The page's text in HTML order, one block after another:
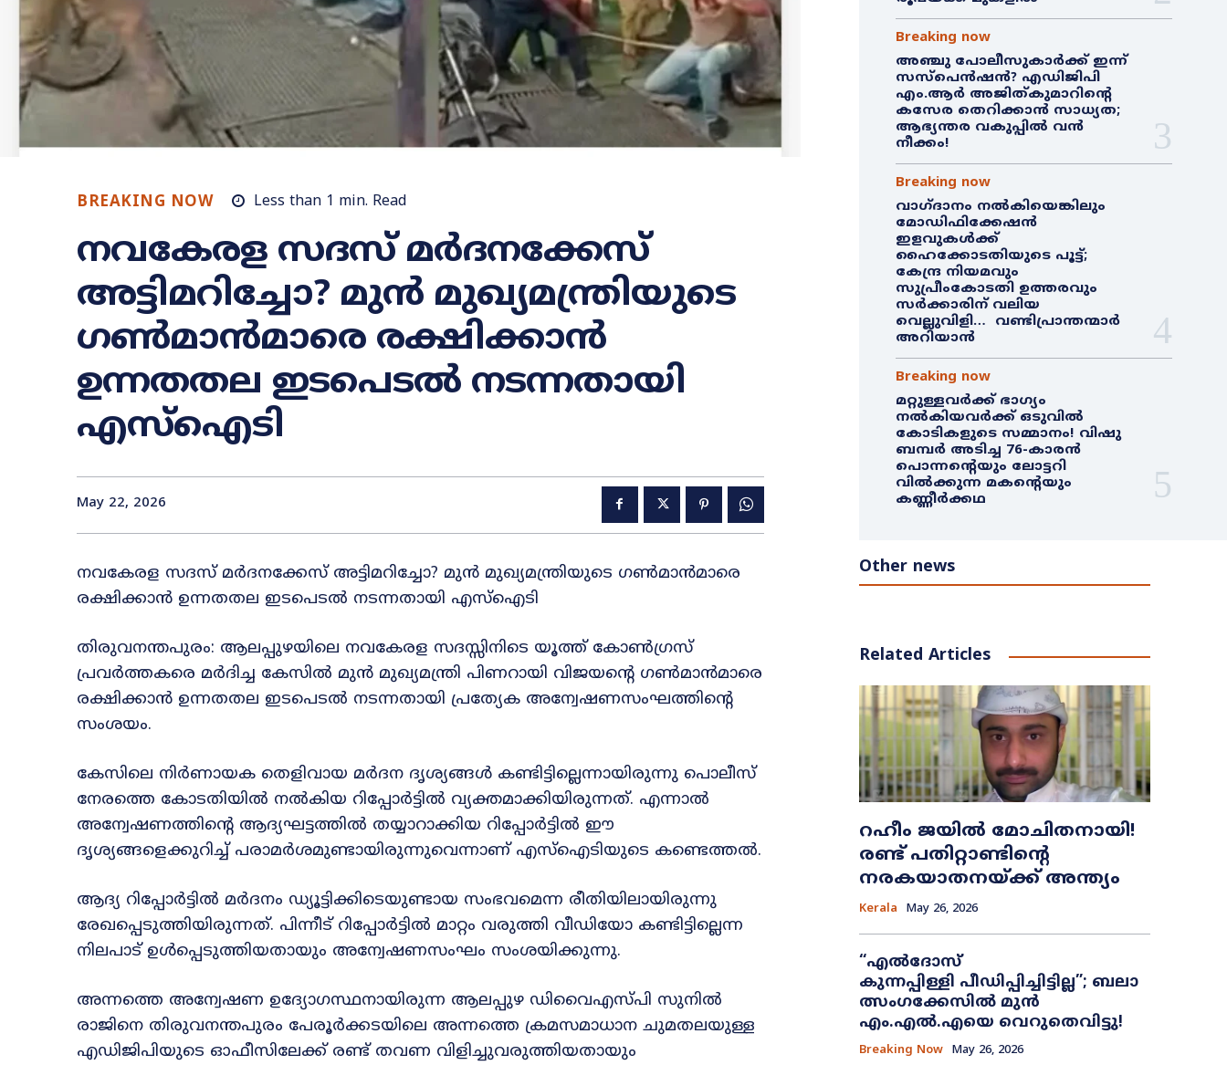
BREAKING NOW Less than 1 min. Read
നവകേരള സദസ് മർദനക്കേസ്
അട്ടിമറിച്ചോ? മുൻ മുഖ്യമന്ത്രിയുടെ
ഗൺമാൻമാരെ രക്ഷിക്കാൻ
ഉന്നതതല ഇടപെടൽ നടന്നതായി
എസ്‌ഐടി
May 22, 2026
നവകേരള സദസ് മർദനക്കേസ് അട്ടിമറിച്ചോ? മുൻ മുഖ്യമന്ത്രിയുടെ ഗൺമാൻമാരെ
രക്ഷിക്കാൻ ഉന്നതതല ഇടപെടൽ നടന്നതായി എസ്‌ഐടി
തിരുവനന്തപുരം: ആലപ്പുഴയിലെ നവകേരള സദസ്സിനിടെ യൂത്ത് കോൺഗ്രസ്
പ്രവർത്തകരെ മർദിച്ച കേസിൽ മുൻ മുഖ്യമന്ത്രി പിണറായി വിജയന്റെ ഗൺമാൻമാരെ
രക്ഷിക്കാൻ ഉന്നതതല ഇടപെടൽ നടന്നതായി പ്രത്യേക അന്വേഷണസംഘത്തിന്റെ
സംശയം.
കേസിലെ നിർണായക തെളിവായ മർദന ദൃശ്യങ്ങൾ കണ്ടിട്ടില്ലെന്നായിരുന്നു പൊലീസ്
നേരത്തെ കോടതിയിൽ നൽകിയ റിപ്പോർട്ടിൽ വ്യക്തമാക്കിയിരുന്നത്. എന്നാൽ
അന്വേഷണത്തിന്റെ ആദ്യഘട്ടത്തിൽ തയ്യാറാക്കിയ റിപ്പോർട്ടിൽ ഈ
ദൃശ്യങ്ങളെക്കുറിച്ച് പരാമർശമുണ്ടായിരുന്നുവെന്നാണ് എസ്‌ഐടിയുടെ കണ്ടെത്തൽ.
ആദ്യ റിപ്പോർട്ടിൽ മർദനം ഡ്യൂട്ടിക്കിടെയുണ്ടായ സംഭവമെന്ന രീതിയിലായിരുന്നു
രേഖപ്പെടുത്തിയിരുന്നത്. പിന്നീട് റിപ്പോർട്ടിൽ മാറ്റം വരുത്തി വീഡിയോ കണ്ടിട്ടില്ലെന്ന
നിലപാട് ഉൾപ്പെടുത്തിയതായും അന്വേഷണസംഘം സംശയിക്കുന്നു.
അന്നത്തെ അന്വേഷണ ഉദ്യോഗസ്ഥനായിരുന്ന ആലപ്പുഴ ഡിവൈഎസ്പി സുനിൽ
രാജിനെ തിരുവനന്തപുരം പേരൂർക്കടയിലെ അന്നത്തെ ക്രമസമാധാന ചുമതലയുള്ള
എഡിജിപിയുടെ ഓഫീസിലേക്ക് രണ്ട് തവണ വിളിച്ചുവരുത്തിയതായും
Breaking now
അഞ്ചു പോലീസുകാർക്ക് ഇന്ന്
സസ്‌പെൻഷൻ? എഡിജിപി
എം.ആർ അജിത്കുമാറിൻ്റെ
കസേര തെറിക്കാൻ സാധ്യത;
ആഭ്യന്തര വകുപ്പിൽ വൻ
നീക്കം!
Breaking now
വാഗ്ദാനം നൽകിയെങ്കിലും
മോഡിഫിക്കേഷൻ
ഇളവുകൾക്ക്
ഹൈക്കോടതിയുടെ പൂട്ട്;
കേന്ദ്ര നിയമവും
സുപ്രീംകോടതി ഉത്തരവും
സർക്കാരിന് വലിയ
വെല്ലുവിളി… വണ്ടിപ്രാന്തന്മാർ
അറിയാൻ
Breaking now
മറ്റുള്ളവർക്ക് ഭാഗ്യം
നൽകിയവർക്ക് ഒടുവിൽ
കോടികളുടെ സമ്മാനം! വിഷു
ബമ്പർ അടിച്ച 76-കാരൻ
പൊന്നന്റെയും ലോട്ടറി
വിൽക്കുന്ന മകന്റെയും
കണ്ണീർക്കഥ
Other news
Related Articles
റഹീം ജയിൽ മോചിതനായി!
രണ്ട് പതിറ്റാണ്ടിന്റെ
നരകയാതനയ്ക്ക് അന്ത്യം
Kerala May 26, 2026
“എൽദോസ്
കുന്നപ്പിള്ളി പീഡിപ്പിച്ചിട്ടില്ല”; ബലാ
ത്സംഗക്കേസിൽ മുൻ
എം.എൽ.എയെ വെറുതെവിട്ടു!
Breaking Now May 26, 2026